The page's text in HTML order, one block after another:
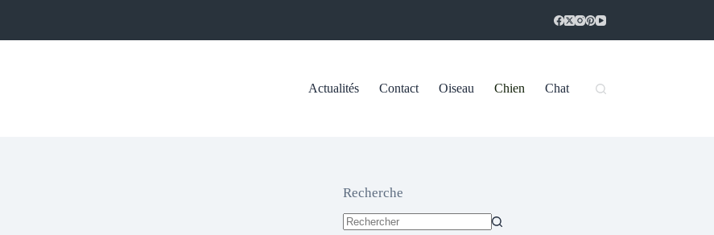
Actualités Contact Oiseau Chien Chat
Recherche